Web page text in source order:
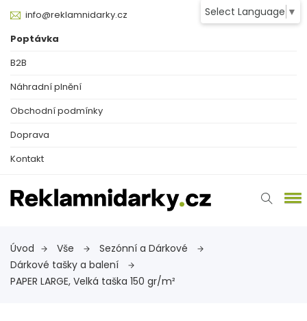
Select Language ▼
info@reklamnidarky.cz
Poptávka
B2B
Náhradní plnění
Obchodní podmínky
Doprava
Kontakt
Úvod Vše
Sezónní a Dárkové
Dárkové tašky a balení
PAPER LARGE, Velká taška 150 gr/m²